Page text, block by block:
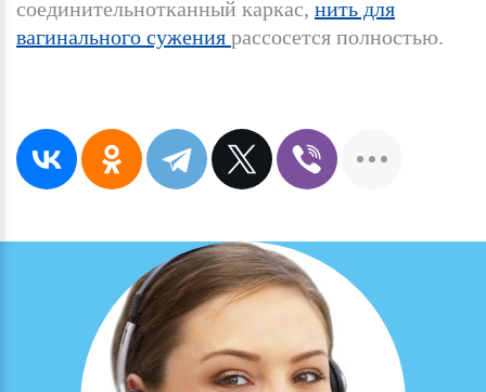
соединительнотканный каркас, нить для
вагинального сужения рассосется полностью.